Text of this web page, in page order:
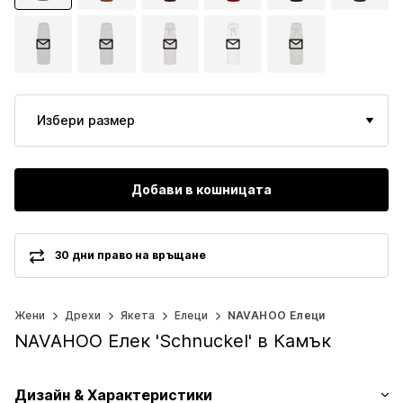
Избери размер
Добави в кошницата
30 дни право на връщане
Жени Дрехи Якета Елеци NAVAHOO Елеци
NAVAHOO Елек 'Schnuckel' в Камък
Дизайн & Характеристики